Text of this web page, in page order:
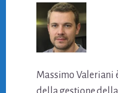
Massimo Valeriani